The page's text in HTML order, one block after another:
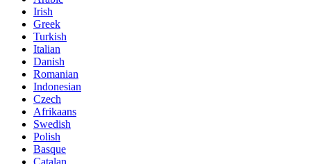
Irish
Greek
Turkish
Italian
Danish
Romanian
Indonesian
Czech
Afrikaans
Swedish
Polish
Basque
Catalan